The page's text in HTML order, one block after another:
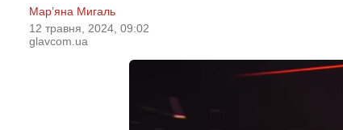
Мар’яна Мигаль
12 травня, 2024, 09:02
glavcom.ua